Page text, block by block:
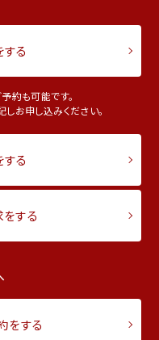
る
約も可能です。
お申し込みください。
る
する
をする